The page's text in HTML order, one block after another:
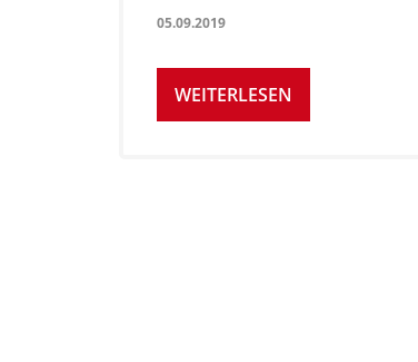
05.09.2019
WEITERLESEN